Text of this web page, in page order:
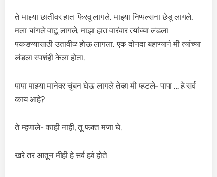
ते माझ्या छातीवर हात फिरवू लागले. माझ्या निप्पल्सना छेडू लागले.
मला चांगले वाटू लागले. माझा हात वारंवार त्यांच्या लंडला
पकडण्यासाठी उतावीळ होऊ लागला. एक दोनदा बहाण्याने मी त्यांच्या
लंडला स्पर्शही केला होता.
पापा माझ्या मानेवर चुंबन घेऊ लागले तेव्हा मी म्हटले- पापा … हे सर्व
काय आहे?
ते म्हणाले- काही नाही, तू फक्त मजा घे.
खरे तर आतून मीही हे सर्व हवे होते.